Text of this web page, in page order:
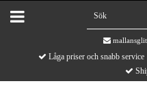
Låga priser och snabb service